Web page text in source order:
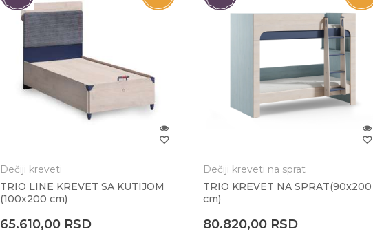
Dečiji kreveti
TRIO LINE KREVET SA KUTIJOM
(100x200 cm)
65.610,00 RSD
Dečiji kreveti na sprat
TRIO KREVET NA SPRAT(90x200
cm)
80.820,00 RSD